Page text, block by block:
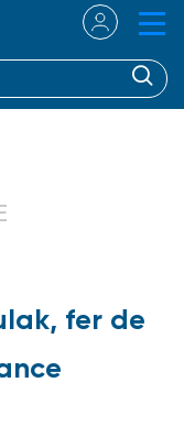
fer de